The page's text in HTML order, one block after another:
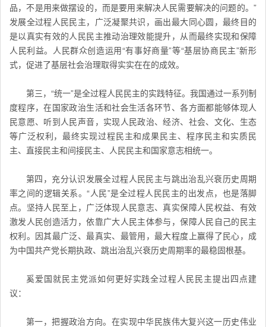
品，不是用来做摆设的，而是要用来解决人民需要解决的问题的。”
发展全过程人民民主，广泛凝聚共识，画出最大同心圆，最终目的
是以真实有效的人民民主推动治理效能提升，从而最终实现和保障
人民利益。人民群众创造运用“有事好商量”等“基层协商民主”新形
式，促进了基层社会治理取得实实在在的成效。
第三，“统一”是全过程人民民主的实践特征。我国通过一系列制
度程序，在国家政治生活和社会生活各环节、各方面都能够体现人
民意愿、听到人民声音，实现人民政治、经济、社会、文化、生态
等广泛权利，最终实现过程民主和成果民主、程序民主和实质民
主、直接民主和间接民主、人民民主和国家意志相统一。
第四，充分认识发展全过程人民民主与跳出治乱兴衰历史周期
率之间的逻辑关系。“人民”是全过程人民民主的出发点，也是落脚
点。坚持人民至上，广泛体现人民意志、真实保障人民权益、有效
激发人民创造活力，依靠广大人民主体参与，保障人民自己的民主
权利。因其最广泛、最真实、最管用，最大程度上赢得了民心，成
为中国共产党长期执政、跳出治乱兴衰历史周期率的最稳固根基。
奚爱国就民主党派如何更好实践全过程人民民主提出四点建
议：
第一，把握政治方向。在实现中华民族伟大复兴这一历史伟业